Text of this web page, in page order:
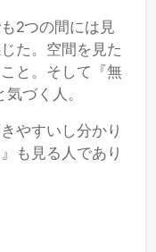
2つの間には見
た。空間を見た
と。そして『無
づく人。
やすいし分かり
も見る人であり